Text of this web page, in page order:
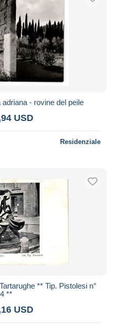
- rovine del peile
USD
Residenziale
** Tip. Pistolesi n°
**
USD